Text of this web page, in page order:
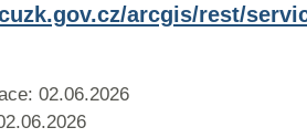
arcgis/rest/
02.06.2026